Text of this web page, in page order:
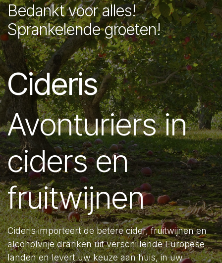
Bedankt voor alles!
Sprankelende groeten!
Cideris
Avonturiers in
ciders en
fruitwijnen
Cideris importeert de betere cider, fruitwijnen en
alcoholvrije dranken uit verschillende Europese
landen en levert uw keuze aan huis, in uw